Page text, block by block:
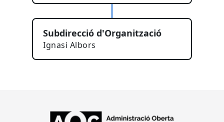
Subdirecció d'Organització
Ignasi Albors